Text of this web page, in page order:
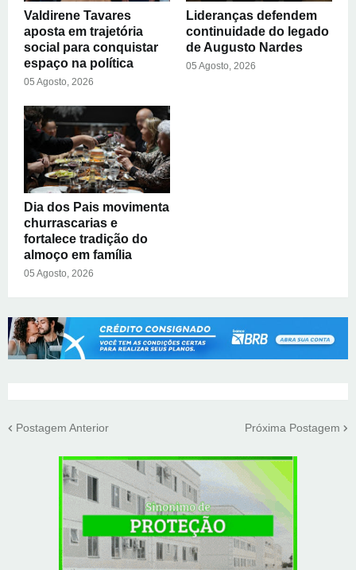
Valdirene Tavares
aposta em trajetória
social para conquistar
espaço na política
05 Agosto, 2026
Lideranças defendem
continuidade do legado
de Augusto Nardes
05 Agosto, 2026
Dia dos Pais movimenta
churrascarias e
fortalece tradição do
almoço em família
05 Agosto, 2026
Postagem Anterior Próxima Postagem